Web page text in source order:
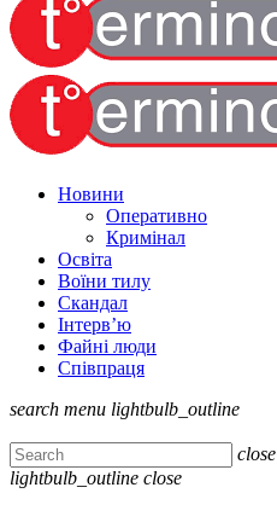
Новини
Оперативно
Кримінал
Освіта
Воїни тилу
Скандал
Інтерв’ю
Файні люди
Співпраця
search menu lightbulb_outline
close
lightbulb_outline close